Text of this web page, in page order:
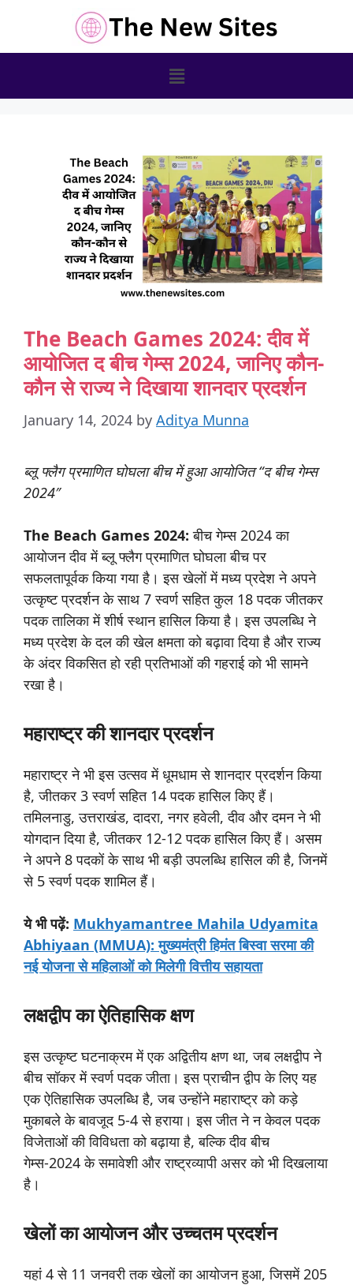
The Beach Games 2024: दीव में
आयोजित द बीच गेम्स 2024, जानिए कौन-
कौन से राज्य ने दिखाया शानदार प्रदर्शन
January 14, 2024 by Aditya Munna
ब्लूफ्लैगप्रमाणितघोघलाबीचमेंहुआआयोजित “दबीचगेम्स
2024″
The Beach Games 2024:बीच गेम्स 2024 का
आयोजन दीव में ब्लू फ्लैग प्रमाणित घोघला बीच पर
सफलतापूर्वक किया गया है। इस खेलों में मध्य प्रदेश ने अपने
उत्कृष्ट प्रदर्शन के साथ 7 स्वर्ण सहित कुल 18 पदक जीतकर
पदक तालिका में शीर्ष स्थान हासिल किया है। इस उपलब्धि ने
मध्य प्रदेश के दल की खेल क्षमता को बढ़ावा दिया है और राज्य
के अंदर विकसित हो रही प्रतिभाओं की गहराई को भी सामने
रखा है।
महाराष्ट्रकीशानदारप्रदर्शन
महाराष्ट्र ने भी इस उत्सव में धूमधाम से शानदार प्रदर्शन किया
है, जीतकर 3 स्वर्ण सहित 14 पदक हासिल किए हैं।
तमिलनाडु, उत्तराखंड, दादरा, नगर हवेली, दीव और दमन ने भी
योगदान दिया है, जीतकर 12-12 पदक हासिल किए हैं। असम
ने अपने 8 पदकों के साथ भी बड़ी उपलब्धि हासिल की है, जिनमें
से 5 स्वर्ण पदक शामिल हैं।
ये भी पढ़ें: Mukhyamantree Mahila Udyamita
Abhiyaan (MMUA): मुख्यमंत्री हिमंत बिस्वा सरमा की
नई योजना से महिलाओं को मिलेगी वित्तीय सहायता
लक्षद्वीपकाऐतिहासिकक्षण
इस उत्कृष्ट घटनाक्रम में एक अद्वितीय क्षण था, जब लक्षद्वीप ने
बीच सॉकर में स्वर्ण पदक जीता। इस प्राचीन द्वीप के लिए यह
एक ऐतिहासिक उपलब्धि है, जब उन्होंने महाराष्ट्र को कड़े
मुकाबले के बावजूद 5-4 से हराया। इस जीत ने न केवल पदक
विजेताओं की विविधता को बढ़ाया है, बल्कि दीव बीच
गेम्स-2024 के समावेशी और राष्ट्रव्यापी असर को भी दिखलाया
है।
खेलोंकाआयोजनऔरउच्चतमप्रदर्शन
यहां 4 से 11 जनवरी तक खेलों का आयोजन हुआ, जिसमें 205